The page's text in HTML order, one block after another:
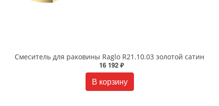
Смеситель для раковины Raglo R21.10.03 золотой сатин
16 192 ₽
В корзину